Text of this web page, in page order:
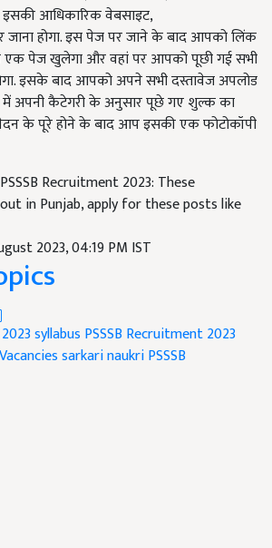
आधिकारिक वेबसाइट,
जाना होगा. इस पेज पर जाने के बाद आपको लिंक
एक पेज खुलेगा और वहां पर आपको पूछी गई सभी
इसके बाद आपको अपने सभी दस्तावेज अपलोड
अपनी कैटेगरी के अनुसार पूछे गए शुल्क का
के पूरे होने के बाद आप इसकी एक फोटोकॉपी
PSSSB Recruitment 2023: These
in Punjab, apply for these posts like
2023, 04:19 PM IST
syllabus PSSSB Recruitment 2023
sarkari naukriPSSSB